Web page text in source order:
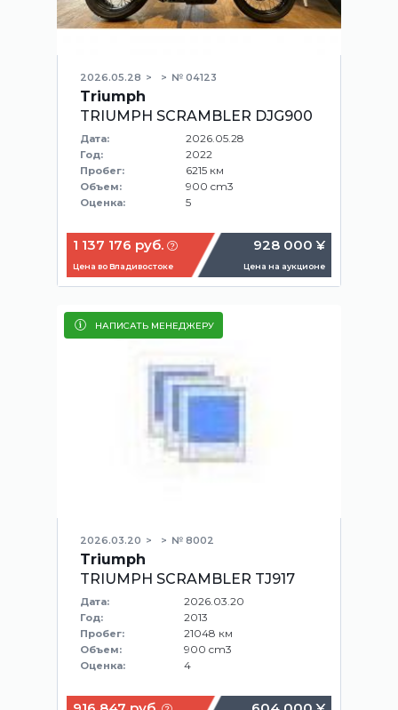
2026.05.28 № 04123
Triumph
TRIUMPH SCRAMBLER DJG900
Дата: 2026.05.28
Год: 2022
Пробег: 6215 км
Объем: 900 cm3
Оценка: 5
1 137 176 руб.
Цена во Владивостоке
928 000 ¥
Цена на аукционе
НАПИСАТЬ МЕНЕДЖЕРУ
2026.03.20 № 8002
Triumph
TRIUMPH SCRAMBLER TJ917
Дата: 2026.03.20
Год: 2013
Пробег: 21048 км
Объем: 900 cm3
Оценка: 4